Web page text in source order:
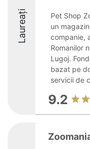
Laureați
Pet Shop
un
companie,
Romanilor
Lugoj.
bazat pe
servicii de
9.2